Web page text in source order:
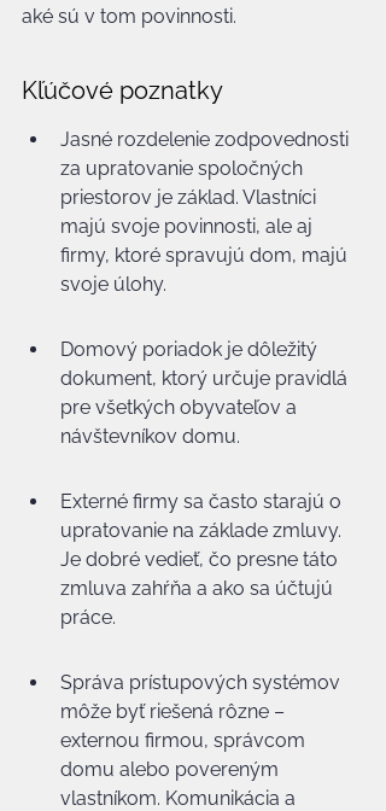
aké sú v tom povinnosti.
Kľúčové poznatky
Jasné rozdelenie zodpovednosti
za upratovanie spoločných
priestorov je základ. Vlastníci
majú svoje povinnosti, ale aj
firmy, ktoré spravujú dom, majú
svoje úlohy.
Domový poriadok je dôležitý
dokument, ktorý určuje pravidlá
pre všetkých obyvateľov a
návštevníkov domu.
Externé firmy sa často starajú o
upratovanie na základe zmluvy.
Je dobré vedieť, čo presne táto
zmluva zahŕňa a ako sa účtujú
práce.
Správa prístupových systémov
môže byť riešená rôzne –
externou firmou, správcom
domu alebo povereným
vlastníkom. Komunikácia a